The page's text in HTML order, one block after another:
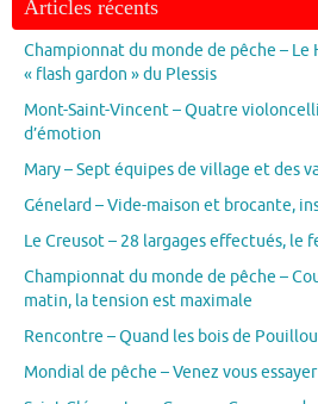
Articles récents
Championnat du monde de pêche – Le
« flash gardon » du Plessis
Mont-Saint-Vincent – Quatre
d’émotion
Mary – Sept équipes de village et des
Génelard – Vide-maison et brocante,
Le Creusot – 28 largages effectués, le
Championnat du monde de pêche –
matin, la tension est maximale
Rencontre – Quand les bois de
Mondial de pêche – Venez vous